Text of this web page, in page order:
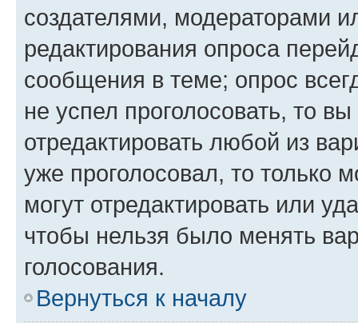
создателями, модераторами
редактирования опроса
сообщения в теме; опрос
не успел проголосовать, то
отредактировать любой из
уже проголосовал, то только
могут отредактировать или
чтобы нельзя было менять
голосования.
Вернуться к началу